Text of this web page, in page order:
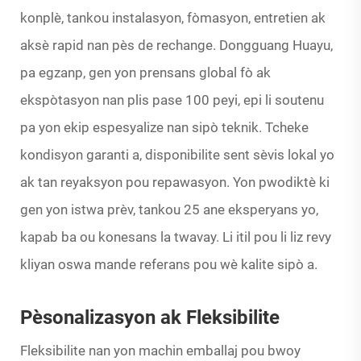
konplè, tankou instalasyon, fòmasyon, entretien ak
aksè rapid nan pès de rechange. Dongguang Huayu,
pa egzanp, gen yon prensans global fò ak
ekspòtasyon nan plis pase 100 peyi, epi li soutenu
pa yon ekip espesyalize nan sipò teknik. Tcheke
kondisyon garanti a, disponibilite sent sèvis lokal yo
ak tan reyaksyon pou repawasyon. Yon pwodiktè ki
gen yon istwa prèv, tankou 25 ane eksperyans yo,
kapab ba ou konesans la twavay. Li itil pou li liz revy
kliyan oswa mande referans pou wè kalite sipò a.
Pèsonalizasyon ak Fleksibilite
Fleksibilite nan yon machin emballaj pou bwoy